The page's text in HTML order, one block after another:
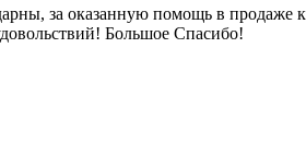
за оказанную помощь в
Большое Спасибо!